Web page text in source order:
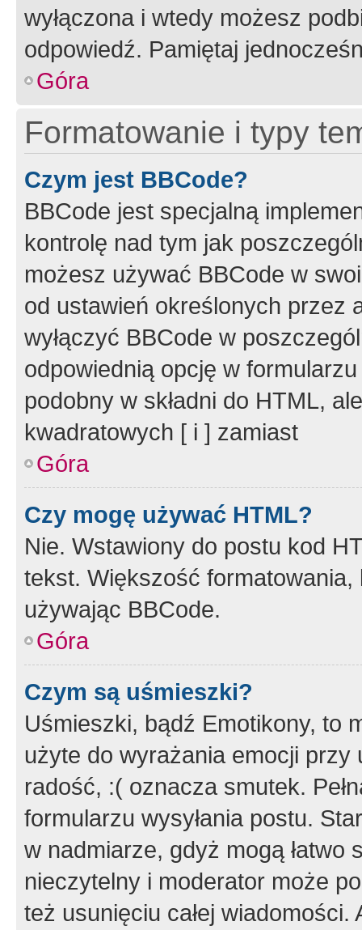
wyłączona i wtedy możesz
odpowiedź. Pamiętaj
Góra
Formatowanie i typy
Czym jest BBCode?
BBCode jest specjalną
kontrolę nad tym jak
możesz używać BBCode w
od ustawień określonych przez
wyłączyć BBCode w
odpowiednią opcję w
podobny w składni do HTML,
kwadratowych [ i ] zamiast
Góra
Czy mogę używać HTML?
Nie. Wstawiony do postu kod
tekst. Większość
używając BBCode.
Góra
Czym są uśmieszki?
Uśmieszki, bądź Emotikony, to
użyte do wyrażania emocji
radość, :( oznacza smutek.
formularzu wysyłania postu.
w nadmiarze, gdyż mogą
nieczytelny i moderator może
też usunięciu całej